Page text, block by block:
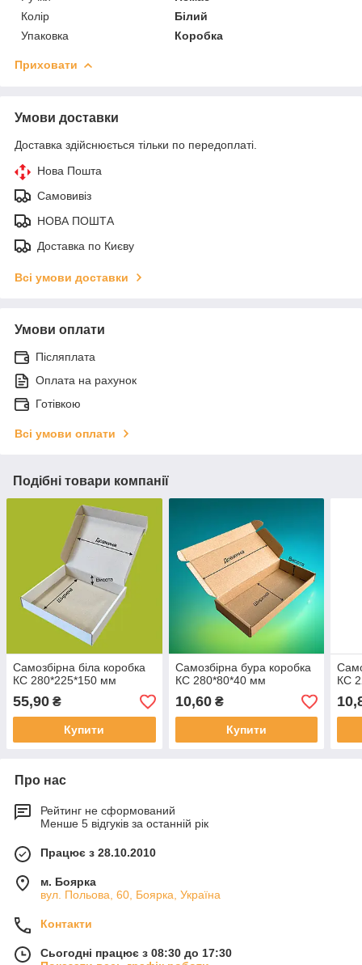
Колір
Білий
Упаковка
Коробка
Приховати
Умови доставки
Доставка здійснюється тільки по передоплаті.
Нова Пошта
Самовивіз
НОВА ПОШТА
Доставка по Києву
Всі умови доставки
Умови оплати
Післяплата
Оплата на рахунок
Готівкою
Всі умови оплати
Подібні товари компанії
Самозбірна біла коробка
КС 280*225*150 мм
55,90 ₴
Купити
Самозбірна бура коробка
КС 280*80*40 мм
10,60₴
Купити
КС
Про нас
Рейтинг не сформований
Менше 5 відгуків за останній рік
Працює з 28.10.2010
м. Боярка
вул. Польова, 60, Боярка, Україна
Контакти
Сьогодні працює з 08:30 до 17:30